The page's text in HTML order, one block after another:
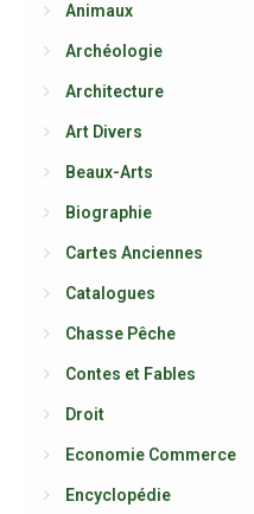
Animaux
Archéologie
Architecture
Art Divers
Beaux-Arts
Biographie
Cartes Anciennes
Catalogues
Chasse Pêche
Contes et Fables
Droit
Economie Commerce
Encyclopédie